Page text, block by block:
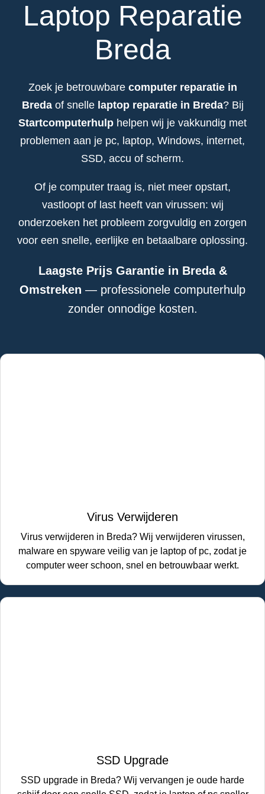
Laptop Reparatie
Breda
Zoek je betrouwbare computer reparatie in
Bredaof snelle laptop reparatie in Breda? Bij
Startcomputerhulp helpen wij je vakkundig met
problemen aan je pc, laptop, Windows, internet,
SSD, accu of scherm.
Of je computer traag is, niet meer opstart,
vastloopt of last heeft van virussen: wij
onderzoeken het probleem zorgvuldig en zorgen
voor een snelle, eerlijke en betaalbare oplossing.
Laagste Prijs Garantie in Breda &
Omstreken — professionele computerhulp
zonder onnodige kosten.
Virus Verwijderen
Virus verwijderen in Breda? Wij verwijderen virussen,
malware en spyware veilig van je laptop of pc, zodat je
computer weer schoon, snel en betrouwbaar werkt.
SSD Upgrade
SSD upgrade in Breda? Wij vervangen je oude harde